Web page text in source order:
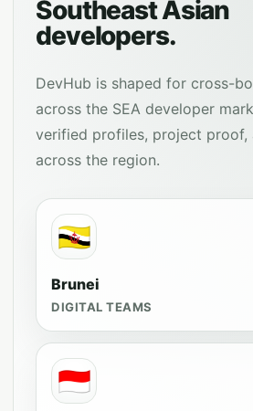
Southeast Asian
developers.
DevHub is shaped for cross-
across the SEA developer
verified profiles, project proof,
across the region.
🇧🇳
Brunei
DIGITAL TEAMS
🇮🇩